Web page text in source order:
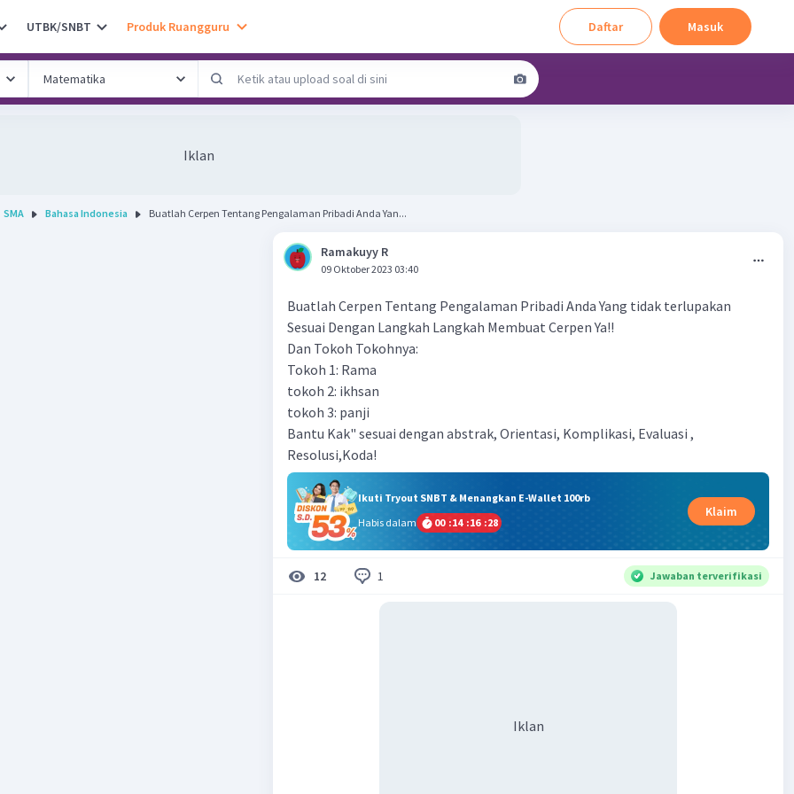
UTBK/SNBT Produk Ruangguru Daftar Masuk
Iklan
SMA Bahasa Indonesia Buatlah Cerpen Tentang Pengalaman Pribadi Anda Yan...
Ramakuyy R
09 Oktober 2023 03:40
Buatlah Cerpen Tentang Pengalaman Pribadi Anda Yang tidak terlupakan
Sesuai Dengan Langkah Langkah Membuat Cerpen Ya!!
Dan Tokoh Tokohnya:
Tokoh 1: Rama
tokoh 2: ikhsan
tokoh 3: panji
Bantu Kak" sesuai dengan abstrak, Orientasi, Komplikasi, Evaluasi ,
Resolusi,Koda!
Ikuti Tryout SNBT & Menangkan E-Wallet 100rb
Habis dalam
00 :14 :16 :27
Klaim
12 1 Jawaban terverifikasi
Iklan